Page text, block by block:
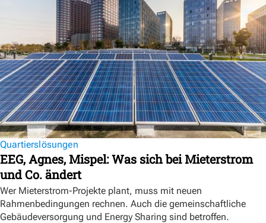
Quartierslösungen
EEG, Agnes, Mispel: Was sich bei Mieterstrom
und Co. ändert
Wer Mieterstrom-Projekte plant, muss mit neuen
Rahmenbedingungen rechnen. Auch die gemeinschaftliche
Gebäudeversorgung und Energy Sharing sind betroffen.